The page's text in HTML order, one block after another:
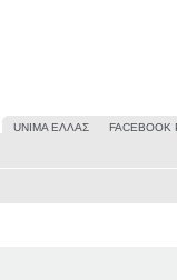
UΝΙΜΑ ΕΛΛΑΣ FACEBOOK